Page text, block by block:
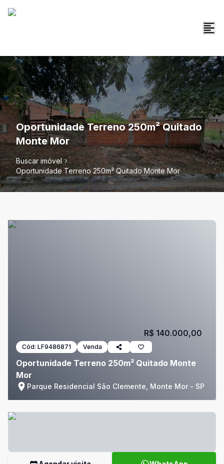
Oportunidade Terreno 250m² Quitado
Monte Mor
Buscar imóvel
Oportunidade Terreno 250m² Quitado Monte Mor
Cód: LF9486871 Venda
Oportunidade Terreno 250m² Quitado Monte
Mor
Parque Residencial São Clemente, Monte Mor - SP
R$ 140.000,00